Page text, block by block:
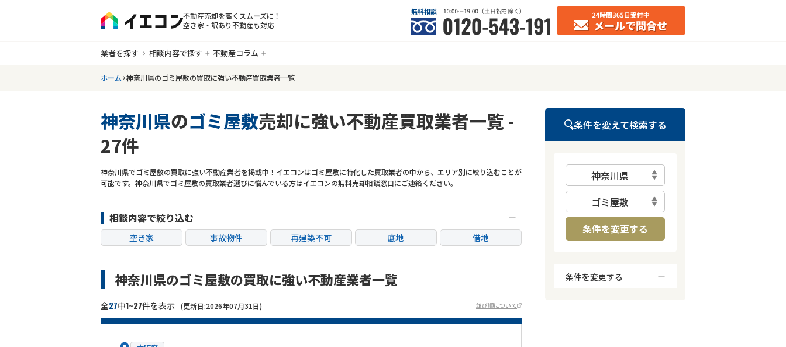
不動産売却を高くスムーズに！
空き家・訳あり不動産も対応
業者を探す 相談内容で探す 不動産コラム
ホーム 神奈川県のゴミ屋敷の買取に強い不動産買取業者一覧
神奈川県のゴミ屋敷売却に強い不動産買取業者一覧 -
27件
神奈川県でゴミ屋敷の買取に強い不動産業者を掲載中！イエコンはゴミ屋敷に特化した買取業者の中から、エリア別に絞り込むことが
可能です。神奈川県でゴミ屋敷の買取業者選びに悩んでいる方はイエコンの無料売却相談窓口にご連絡ください。
相談内容で絞り込む
空き家 事故物件 再建築不可 底地
借地
神奈川県のゴミ屋敷の買取に強い不動産業者一覧
全27中1~27件を表示 (更新日:2026年07月31日) 並び順について
条件を変えて検索する
神奈川県
ゴミ屋敷
条件を変更する
条件を変更する